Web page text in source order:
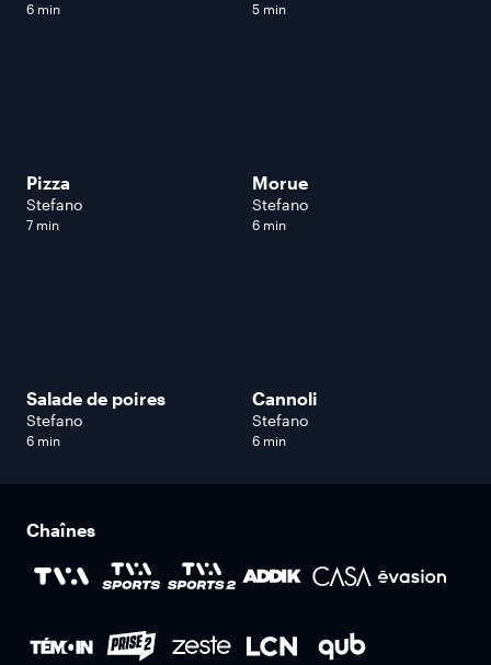
6 min 5 min
Pizza
Stefano
7 min
Morue
Stefano
6 min
Salade de poires
Stefano
6 min
Cannoli
Stefano
6 min
Chaînes